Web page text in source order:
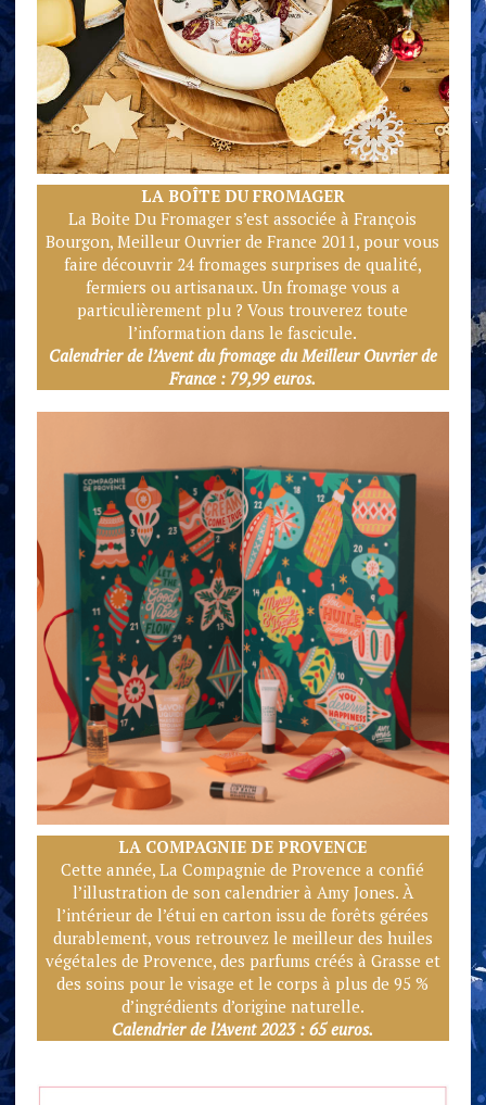
LA BOÎTE DU FROMAGER
La Boite Du Fromager s’est associée à François
Bourgon, Meilleur Ouvrier de France 2011, pour vous
faire découvrir 24 fromages surprises de qualité,
fermiers ou artisanaux. Un fromage vous a
particulièrement plu ? Vous trouverez toute
l’information dans le fascicule.
Calendrier de l’Avent du fromage du Meilleur Ouvrier de
France : 79,99 euros.
LA COMPAGNIE DE PROVENCE
Cette année, La Compagnie de Provence a confié
l’illustration de son calendrier à Amy Jones. À
l’intérieur de l’étui en carton issu de forêts gérées
durablement, vous retrouvez le meilleur des huiles
végétales de Provence, des parfums créés à Grasse et
des soins pour le visage et le corps à plus de 95 %
d’ingrédients d’origine naturelle.
Calendrier de l’Avent 2023 : 65 euros.